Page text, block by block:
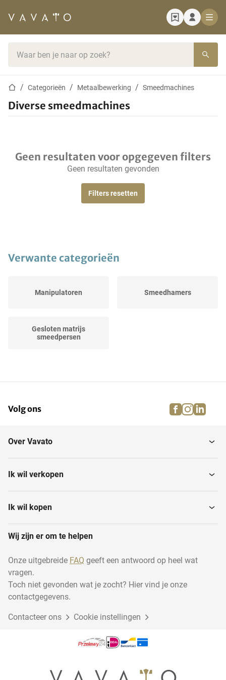
StartpaginaCategorieën Metaalbewerking Smeedmachines
Diverse smeedmachines
Geen resultaten voor opgegeven filters
Geen resultaten gevonden
Filters resetten
Verwante categorieën
Manipulatoren Smeedhamers
Gesloten matrijs
smeedpersen
Volg ons facebook
Over Vavato
Ik wil verkopen
Ik wil kopen
Wij zijn er om te helpen
Onze uitgebreide FAQ geeft een antwoord op heel wat
vragen.
Toch niet gevonden wat je zocht? Hier vind je onze
contactgegevens.
Contacteer ons Cookie instellingen